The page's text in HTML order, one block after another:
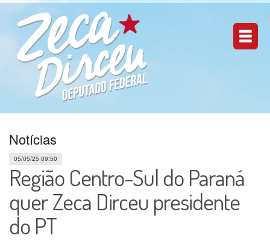
Notícias
05/05/25 09:50
Região Centro-Sul do Paraná
quer Zeca Dirceu presidente
do PT